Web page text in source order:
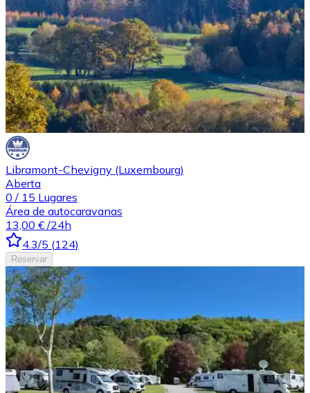
Libramont-Chevigny (Luxembourg)
Aberta
0 / 15 Lugares
Área de autocaravanas
13,00 € /24h
4.3/5 (124)
Reservar